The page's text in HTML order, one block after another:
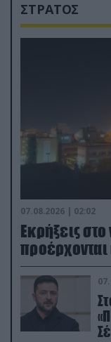
ΣΤΡΑΤΟΣ
07.08.2026 | 02:02
Εκρήξεις
προέρχονται